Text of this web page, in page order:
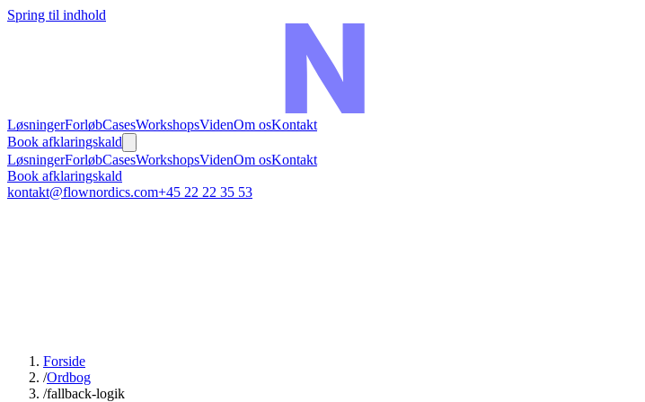
Spring til indhold
LøsningerForløbCasesWorkshopsVidenOm osKontakt
Book afklaringskald
LøsningerForløbCasesWorkshopsVidenOm osKontakt
Book afklaringskald
kontakt@flownordics.com+45 22 22 35 53
Forside
/Ordbog
/fallback-logik